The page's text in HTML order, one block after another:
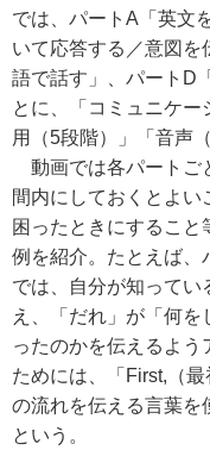
では、パートA「英文
いて応答する／意図
語で話す」、パートD
とに、「コミュニケ
用（5段階）」「音声
動画では各パートご
間内にしておくとよ
困ったときにするこ
例を紹介。たとえば、
では、自分が知ってい
え、「だれ」が「何
ったのかを伝えるよう
ためには、「First,（
の流れを伝える言葉を
という。